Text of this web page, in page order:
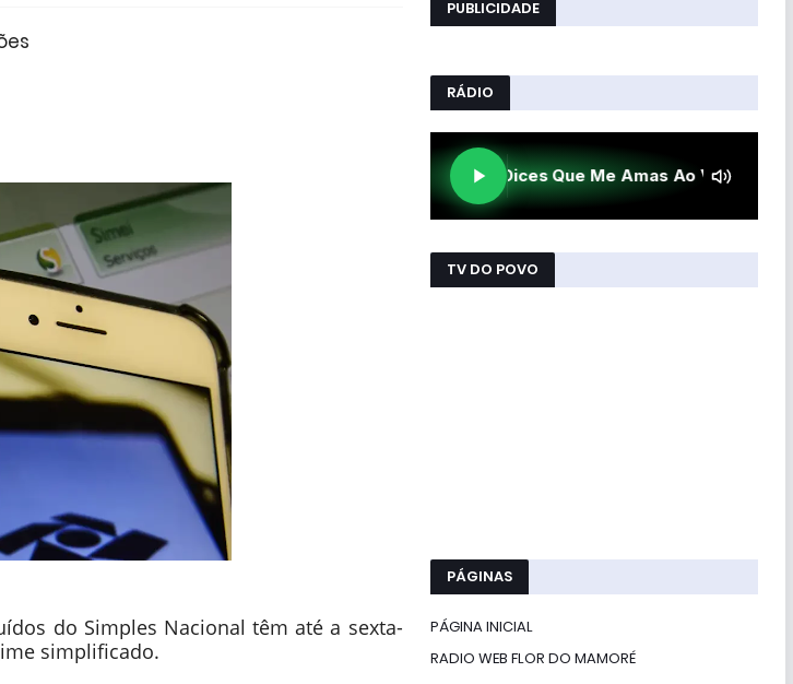
do Simples Nacional têm até a sexta-
simplificado.
PUBLICIDADE
RÁDIO
TV DO POVO
PÁGINAS
PÁGINA INICIAL
RADIO WEB FLOR DO MAMORÉ